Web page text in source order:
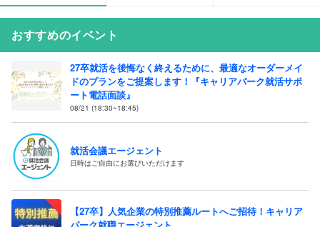
おすすめのイベント
27卒就活を後悔なく終えるために、最適なオーダーメイ
ドのプランをご提案します！『キャリアパーク就活サポ
ート電話面談』
08/21 (18:30~18:45)
就活会議エージェント
日時はご自由にお選びいただけます
【27卒】人気企業の特別推薦ルートへご招待！キャリア